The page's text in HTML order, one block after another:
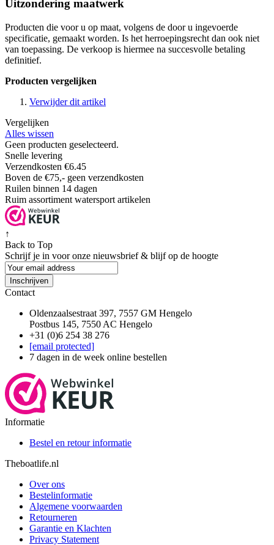
Uitzondering maatwerk
Producten die voor u op maat, volgens de door u ingevoerde
specificatie, gemaakt worden. Is het herroepingsrecht dan ook niet
van toepassing. De verkoop is hiermee na succesvolle betaling
definitief.
Producten vergelijken
Verwijder dit artikel
Vergelijken
Alles wissen
Geen producten geselecteerd.
Snelle levering
Verzendkosten €6.45
Boven de €75,- geen verzendkosten
Ruilen binnen 14 dagen
Ruim assortiment watersport artikelen
↑
Back to Top
Schrijf je in voor onze nieuwsbrief & blijf op de hoogte
Inschrijven
Contact
Oldenzaalsestraat 397, 7557 GM Hengelo
Postbus 145, 7550 AC Hengelo
+31 (0)6 254 38 276
[email protected]
7 dagen in de week online bestellen
Informatie
Bestel en retour informatie
Theboatlife.nl
Over ons
Bestelinformatie
Algemene voorwaarden
Retourneren
Garantie en Klachten
Privacy Statement